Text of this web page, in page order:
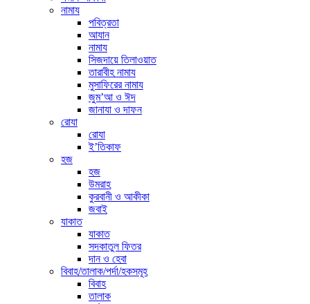
নামায
পবিত্রতা
আযান
নামায
সিজদায়ে তিলাওয়াত
তারাবীহ নামায
মুসাফিরের নামায
জুম’আ ও ঈদ
জানাযা ও দাফন
রোযা
রোযা
ই’তিকাফ
হজ
হজ
উমরাহ
কুরবানী ও আকীকা
জবাই
যাকাত
যাকাত
সদকাতুল ফিতর
দান ও হেবা
বিবাহ/তালাক/পর্দা/হকসমূহ
বিবাহ
তালাক